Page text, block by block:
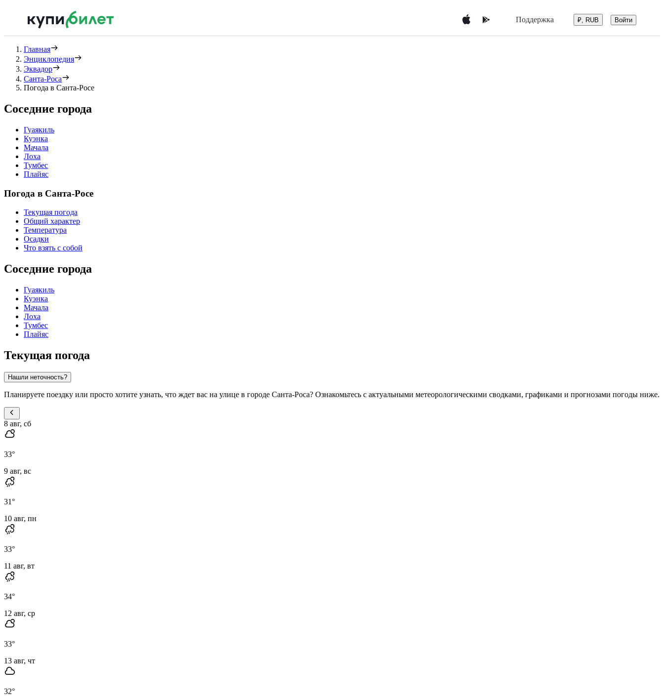
Поддержка ₽, RUB Войти
Главная
Энциклопедия
Эквадор
Санта-Роса
Погода в Санта-Росе
Соседние города
Гуаякиль
Куэнка
Мачала
Лоха
Тумбес
Плайяс
Погода в Санта-Росе
Текущая погода
Общий характер
Температура
Осадки
Что взять с собой
Соседние города
Гуаякиль
Куэнка
Мачала
Лоха
Тумбес
Плайяс
Текущая погода
Нашли неточность?
Планируете поездку или просто хотите узнать, что ждет вас на улице в городе Санта-Роса? Ознакомьтесь с актуальными метеорологическими сводками, графиками и прогнозами погоды ниже.
8 авг, сб
33°
9 авг, вс
31°
10 авг, пн
33°
11 авг, вт
34°
12 авг, ср
33°
13 авг, чт
32°